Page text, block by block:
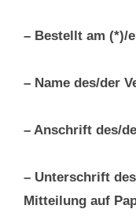
– Bestellt am (*)/
– Name des/der
– Anschrift des/
– Unterschrift
Mitteilung auf